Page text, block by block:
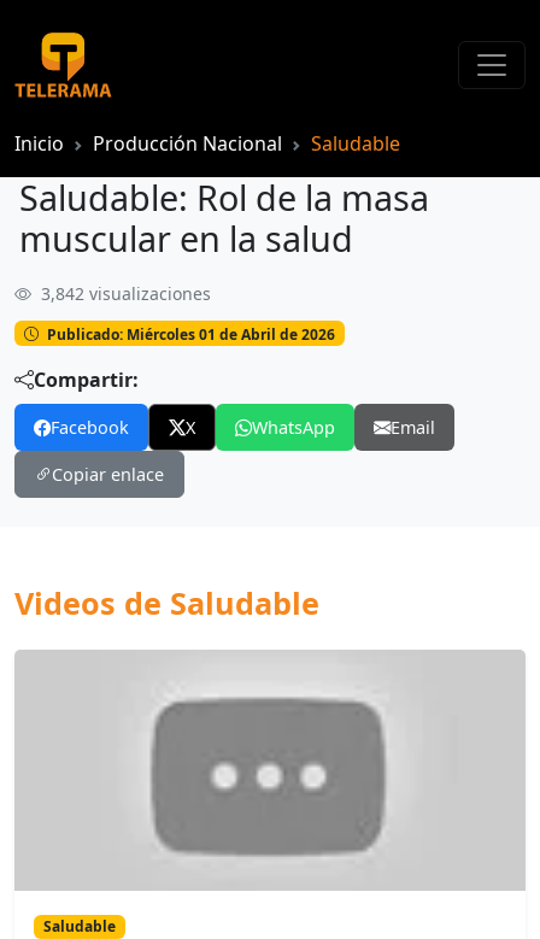
Inicio Producción Nacional Saludable
Saludable: Rol de la masa
muscular en la salud
Saludable: Rol de la masa muscular en la salud
3,842 visualizaciones
Publicado: Miércoles 01 de Abril de 2026
Compartir:
Facebook X WhatsApp Email
Copiar enlace
Videos de Saludable
Saludable